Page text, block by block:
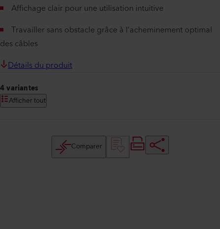
Affichage clair pour une utilisation intuitive
Travailler sans obstacle grâce à l’acheminement optimal
des câbles
Détails du produit
4 variantes
Afficher tout
Comparer